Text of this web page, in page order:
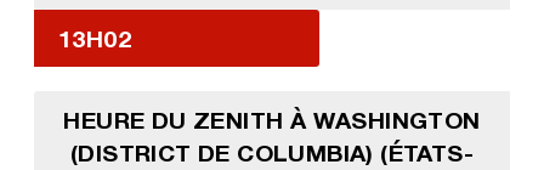
13H02
HEURE DU ZENITH À WASHINGTON
(DISTRICT DE COLUMBIA) (ÉTATS-